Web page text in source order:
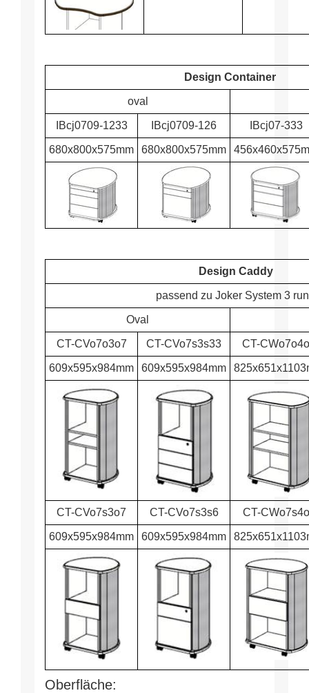
Design Container
oval
IBcj0709-1233 IBcj0709-126 IBcj07-333
680x800x575mm 680x800x575mm
Design Caddy
passend zu Joker System 3
Oval
CT-CVo7o3o7 CT-CVo7s3s33 CT-
609x595x984mm 609x595x984mm
CT-CVo7s3o7 CT-CVo7s3s6 CT-
609x595x984mm 609x595x984mm
Oberfläche: